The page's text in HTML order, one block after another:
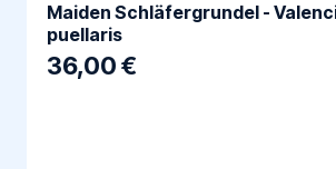
Maiden Schläfergrundel -
puellaris
36,00 €